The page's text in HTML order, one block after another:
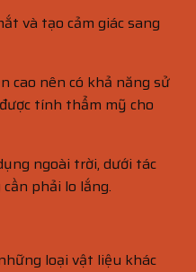
và tạo cảm giác sang
cao nên có khả năng sử
tính thẩm mỹ cho
ngoài trời, dưới tác
phải lo lắng.
loại vật liệu khác